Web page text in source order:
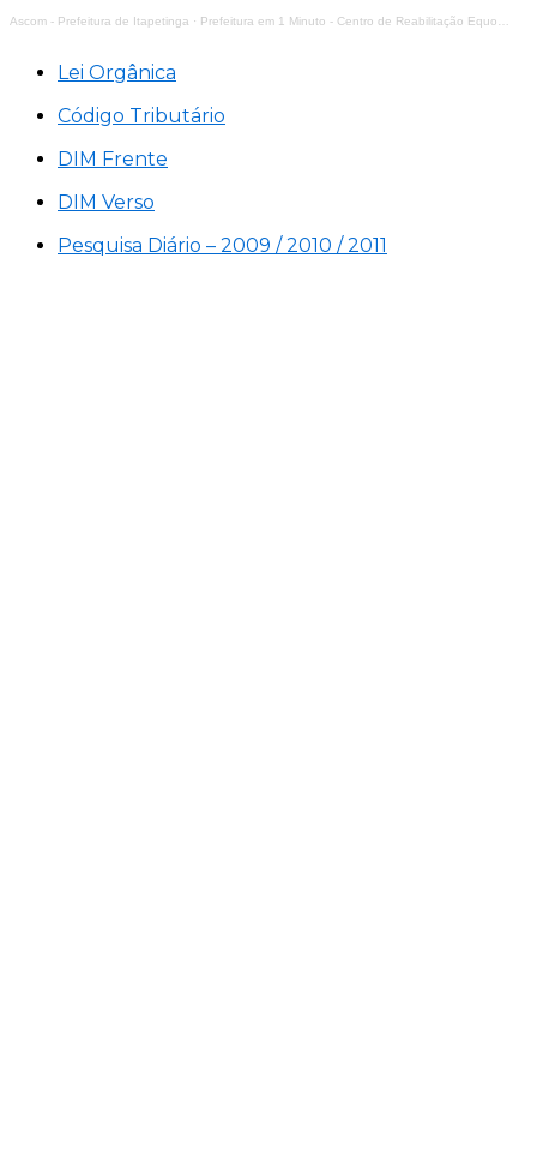
Ascom - Prefeitura de Itapetinga · Prefeitura em 1 Minuto - Centro de Reabilitação Equoterapia Manoela
Lei Orgânica
Código Tributário
DIM Frente
DIM Verso
Pesquisa Diário – 2009 / 2010 / 2011